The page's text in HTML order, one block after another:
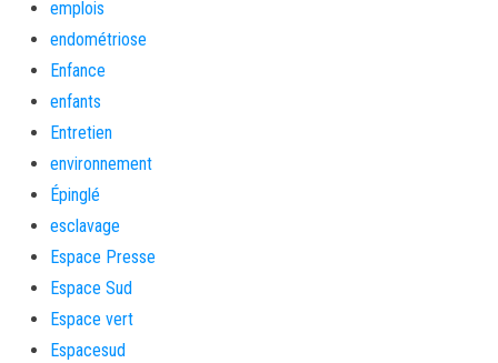
emplois
endométriose
Enfance
enfants
Entretien
environnement
Épinglé
esclavage
Espace Presse
Espace Sud
Espace vert
Espacesud